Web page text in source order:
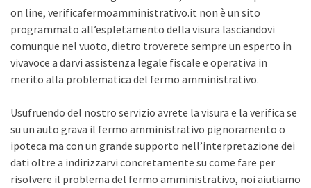
on line, verificafermoamministrativo.it non è un sito
programmato all’espletamento della visura lasciandovi
comunque nel vuoto, dietro troverete sempre un esperto in
vivavoce a darvi assistenza legale fiscale e operativa in
merito alla problematica del fermo amministrativo.
Usufruendo del nostro servizio avrete la visura e la verifica se
su un auto grava il fermo amministrativo pignoramento o
ipoteca ma con un grande supporto nell’interpretazione dei
dati oltre a indirizzarvi concretamente su come fare per
risolvere il problema del fermo amministrativo, noi aiutiamo